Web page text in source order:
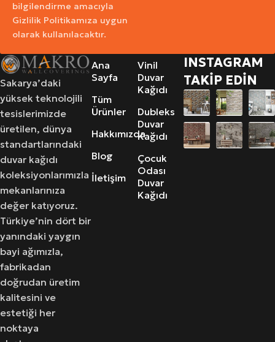
bilgilendirme amacıyla
Gizlilik Politikamıza uygun
olarak kullanılacaktır.
Sakarya’daki
yüksek teknolojili
tesislerimizde
üretilen, dünya
standartlarındaki
duvar kağıdı
koleksiyonlarımızla
mekanlarınıza
değer katıyoruz.
Türkiye’nin dört bir
yanındaki yaygın
bayi ağımızla,
fabrikadan
doğrudan üretim
kalitesini ve
estetiği her
noktaya
Ana
Sayfa
Tüm
Ürünler
Hakkımızda
Blog
İletişim
Vinil
Duvar
Kağıdı
Dubleks
Duvar
Kağıdı
Çocuk
Odası
Duvar
Kağıdı
INSTAGRAM
TAKİP EDİN